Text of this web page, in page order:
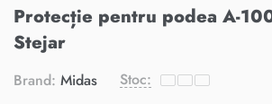
Protecție pentru podea A-
Stejar
Brand: Midas Stoc: